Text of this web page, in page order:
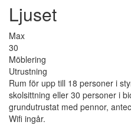
Ljuset
Max
30
Möblering
Utrustning
Rum för upp till 18 personer i
skolsittning eller 30 personer i
grundutrustat med pennor,
Wifi ingår.